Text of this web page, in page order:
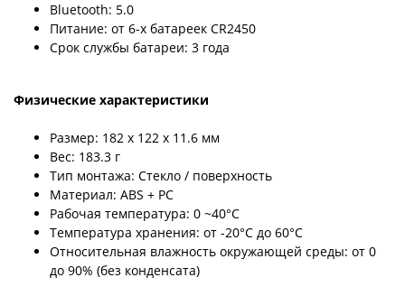
Bluetooth: 5.0
Питание: от 6-х батареек CR2450
Срок службы батареи: 3 года
Физические характеристики
Размер: 182 x 122 x 11.6 мм
Вес: 183.3 г
Тип монтажа: Стекло / поверхность
Материал: ABS + PC
Рабочая температура: 0 ~40°C
Температура хранения: от -20°C до 60°C
Относительная влажность окружающей среды: от 0
до 90% (без конденсата)